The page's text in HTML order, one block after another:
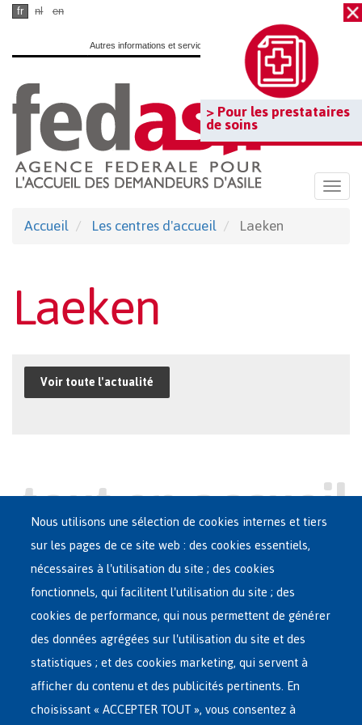
Passer
contenu
principal
> Pour les prestataires
de soins
fr nl en
Autres informations et services officiels :www.belgium.be
Accueil Les centres d'accueil Laeken
Laeken
Voir toute l'actualité
Main
French
Menu
ASILE EN BELGIQUE
RÉSEAU D'ACCUEIL
RETOUR VOLONTAIRE
INTERNATIONAL
Nous utilisons une sélection de cookies internes et tiers
sur les pages de ce site web : des cookies essentiels,
nécessaires à l'utilisation du site ; des cookies
fonctionnels, qui facilitent l'utilisation du site ; des
cookies de performance, qui nous permettent de générer
des données agrégées sur l'utilisation du site et des
statistiques ; et des cookies marketing, qui servent à
afficher du contenu et des publicités pertinents. En
choisissant « ACCEPTER TOUT », vous consentez à